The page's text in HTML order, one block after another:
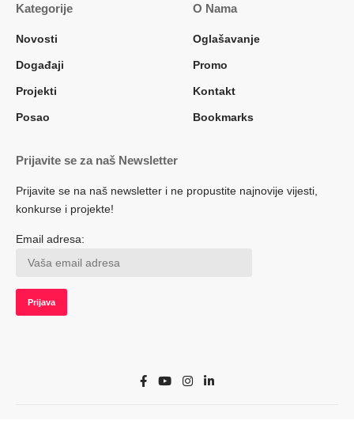
Kategorije
Novosti
Događaji
Projekti
Posao
O Nama
Oglašavanje
Promo
Kontakt
Bookmarks
Prijavite se za naš Newsletter
Prijavite se na naš newsletter i ne propustite najnovije vijesti,
konkurse i projekte!
Email adresa: